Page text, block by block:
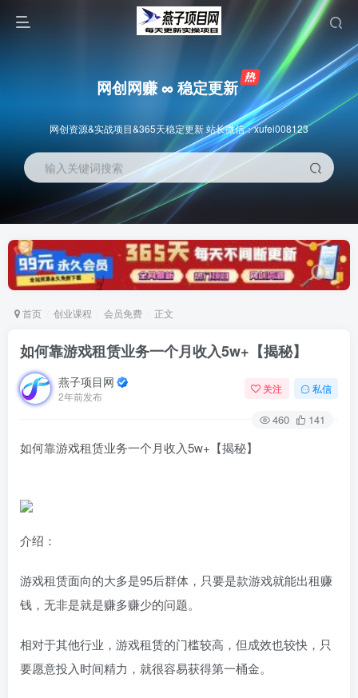
网创网赚 ∞ 稳定更新
网创资源&实战项目&365天稳定更新 站长微信：xufei008123
输入关键词搜索
首页 创业课程 会员免费 正文
如何靠游戏租赁业务一个月收入5w+【揭秘】
燕子项目网
2年前发布
关注 私信
460 141
如何靠游戏租赁业务一个月收入5w+【揭秘】
介绍：
游戏租赁面向的大多是95后群体，只要是款游戏就能出租赚
钱，无非是就是赚多赚少的问题。
相对于其他行业，游戏租赁的门槛较高，但成效也较快，只
要愿意投入时间精力，就很容易获得第一桶金。